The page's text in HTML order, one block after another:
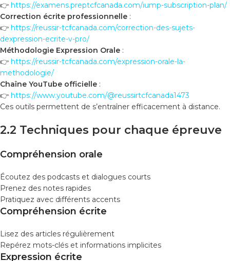
👉 https://examens.preptcfcanada.com/iump-subscription-plan/
Correction écrite professionnelle :
👉 https://reussir-tcfcanada.com/correction-des-sujets-
dexpression-ecrite-v-pro/
Méthodologie Expression Orale :
👉 https://reussir-tcfcanada.com/expression-orale-la-
methodologie/
Chaîne YouTube officielle :
👉 https://www.youtube.com/@reussirtcfcanada1473
Ces outils permettent de s’entraîner efficacement à distance.
2.2 Techniques pour chaque épreuve
Compréhension orale
Écoutez des podcasts et dialogues courts
Prenez des notes rapides
Pratiquez avec différents accents
Compréhension écrite
Lisez des articles régulièrement
Repérez mots-clés et informations implicites
Expression écrite